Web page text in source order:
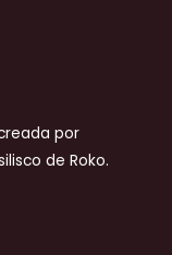
por
de Roko.